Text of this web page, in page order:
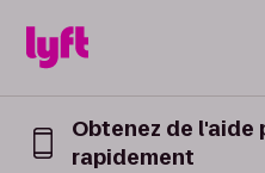
Obtenez de l'aide
rapidement